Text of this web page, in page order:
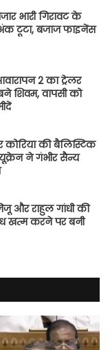
भारी गिरावट के
टूटा, बजाज फाइनेंस
2 का ट्रेलर
शिवम, वापसी को
कोरिया की बैलिस्टिक
ने गंभीर सैन्य
और राहुल गांधी की
खत्म करने पर बनी